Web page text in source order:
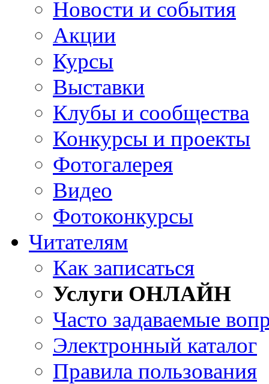
Новости и события
Акции
Курсы
Выставки
Клубы и сообщества
Конкурсы и проекты
Фотогалерея
Видео
Фотоконкурсы
Читателям
Как записаться
Услуги ОНЛАЙН
Часто задаваемые
Электронный каталог
Правила пользования